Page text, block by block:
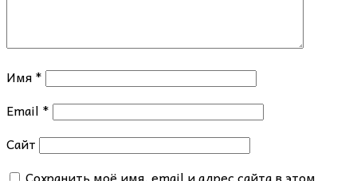
Имя*
Email *
Сайт